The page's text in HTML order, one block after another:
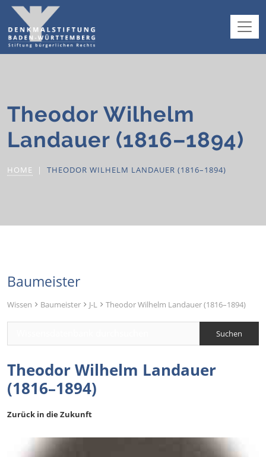
Theodor Wilhelm
Landauer (1816–1894)
HOME THEODOR WILHELM LANDAUER (1816–1894)
Baumeister
Wissen Baumeister J-L Theodor Wilhelm Landauer (1816–1894)
Theodor Wilhelm Landauer
(1816–1894)
Zurück in die Zukunft